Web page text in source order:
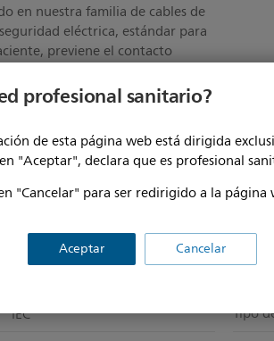
profesional sanitario?
de esta página web está dirigida
"Aceptar", declara que es profesional
"Cancelar" para ser redirigido a la página
Aceptar Cancelar
en nuestra familia de cables de
eléctrica, estándar para
previene el contacto
IEC Tipo